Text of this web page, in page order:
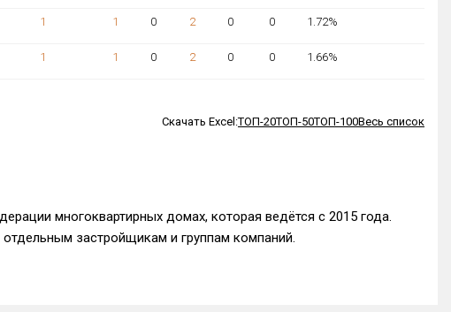
1 1 0 2 0 0 1.72%
1 1 0 2 0 0 1.66%
Скачать Excel:ТОП-20ТОП-50ТОП-100Весь список
многоквартирных домах, которая ведётся с 2015 года.
застройщикам и группам компаний.